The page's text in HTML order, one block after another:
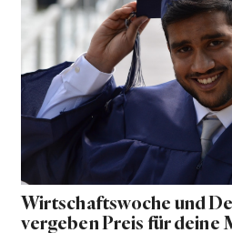
Wirtschaftswoche und
vergeben Preis für deine